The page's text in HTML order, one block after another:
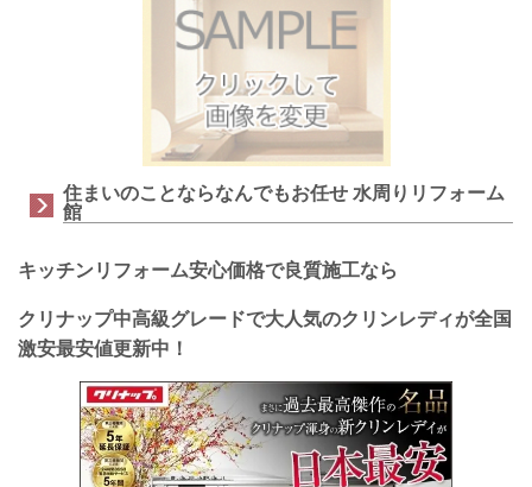
住まいのことならなんでもお任せ 水周りリフォーム
館
キッチンリフォーム安心価格で良質施工なら
クリナップ中高級グレードで大人気のクリンレディが全国
激安最安値更新中！